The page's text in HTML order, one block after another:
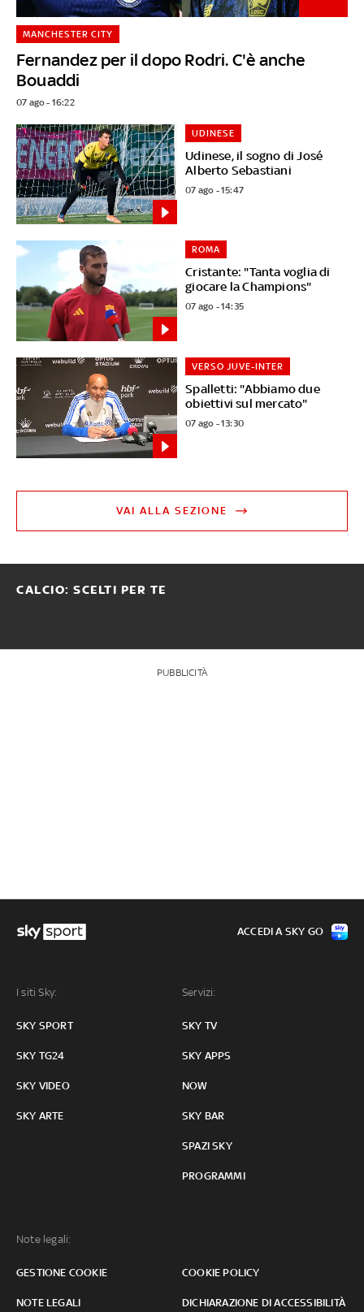
Fernandez per il dopo Rodri. C'è anche
Bouaddi
MANCHESTER CITY
07 ago - 16:22
Udinese, il sogno di José
Alberto Sebastiani
UDINESE
07 ago - 15:47
Cristante: "Tanta voglia di
giocare la Champions"
ROMA
07 ago - 14:35
Spalletti: "Abbiamo due
obiettivi sul mercato"
VERSO JUVE-INTER
07 ago - 13:30
VAI ALLA SEZIONE
CALCIO: SCELTI PER TE
PUBBLICITÀ
I siti Sky:
SKY SPORT
SKY TG24
SKY VIDEO
SKY ARTE
Servizi:
SKY TV
SKY APPS
NOW
SKY BAR
SPAZI SKY
PROGRAMMI
Note legali:
GESTIONE COOKIE COOKIE POLICY
NOTE LEGALI DICHIARAZIONE DI ACCESSIBILITÀ
ACCEDI A SKY GO